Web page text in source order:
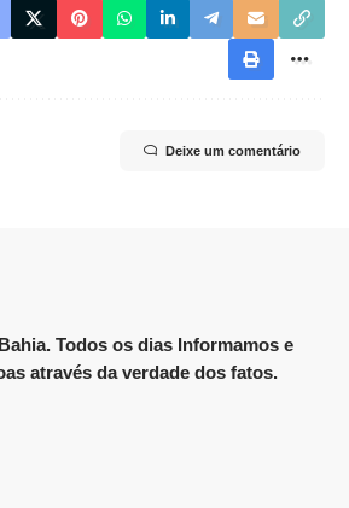
Deixe um comentário
através da verdade dos fatos.